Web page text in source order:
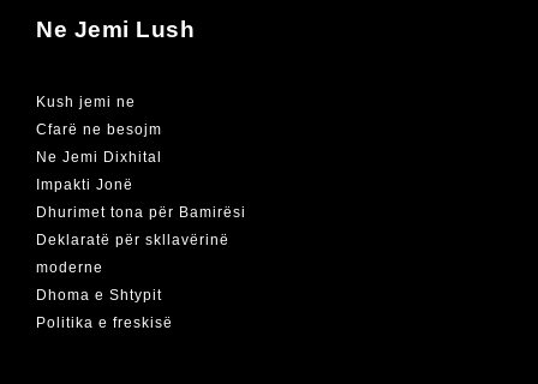
Ne Jemi Lush
Kush jemi ne
Cfarë ne besojm
Ne Jemi Dixhital
Impakti Jonë
Dhurimet tona për Bamirësi
Deklaratë për skllavërinë
moderne
Dhoma e Shtypit
Politika e freskisë